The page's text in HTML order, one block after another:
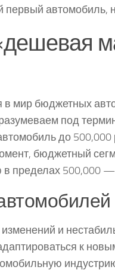
первый автомобиль,
в мир бюджетных
под
до
бюджетный
пределах 500,000
и
к